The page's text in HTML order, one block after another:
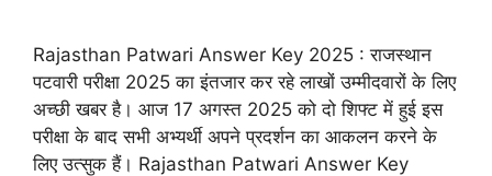
Rajasthan Patwari Answer Key 2025 : राजस्थान
पटवारी परीक्षा 2025 का इंतजार कर रहे लाखों उम्मीदवारों के लिए
अच्छी खबर है। आज 17 अगस्त 2025 को दो शिफ्ट में हुई इस
परीक्षा के बाद सभी अभ्यर्थी अपने प्रदर्शन का आकलन करने के
लिए उत्सुक हैं। Rajasthan Patwari Answer Key